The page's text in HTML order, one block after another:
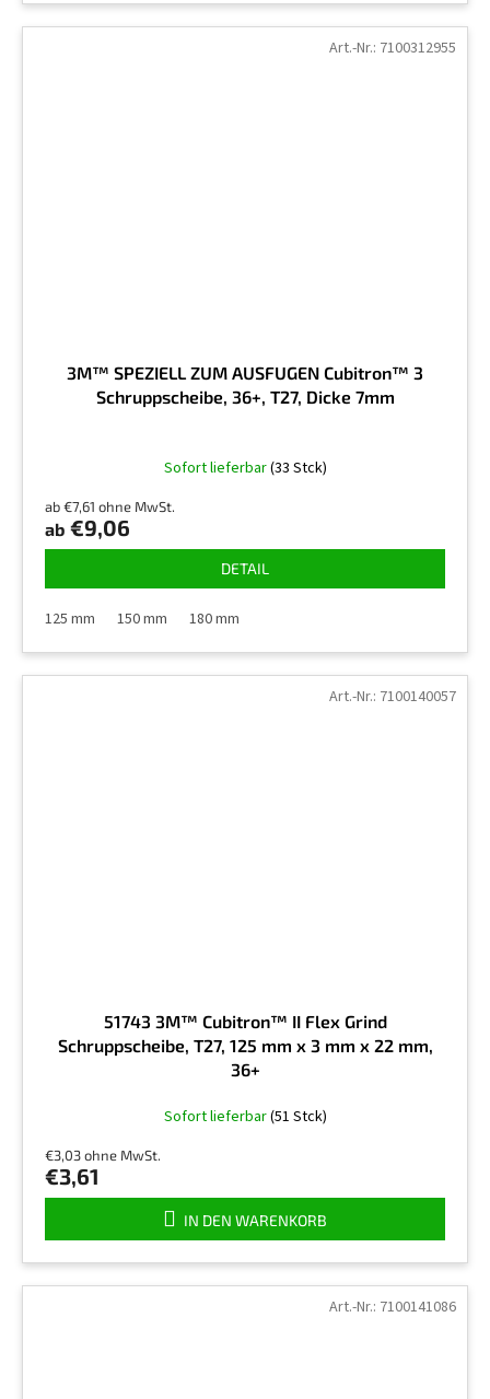
3M™ SPEZIELL ZUM AUSFUGEN Cubitron™ 3
Schruppscheibe, 36+, T27, Dicke 7mm
Sofort lieferbar(33 Stck)
ab €7,61 ohne MwSt.
ab €9,06
DETAIL
125 mm 150 mm 180 mm
Art.-Nr.: 7100312955
51743 3M™ Cubitron™ II Flex Grind
Schruppscheibe, T27, 125 mm x 3 mm x 22 mm,
36+
Sofort lieferbar(51 Stck)
€3,03 ohne MwSt.
€3,61
IN DEN WARENKORB
Art.-Nr.: 7100140057
Art.-Nr.: 7100141086